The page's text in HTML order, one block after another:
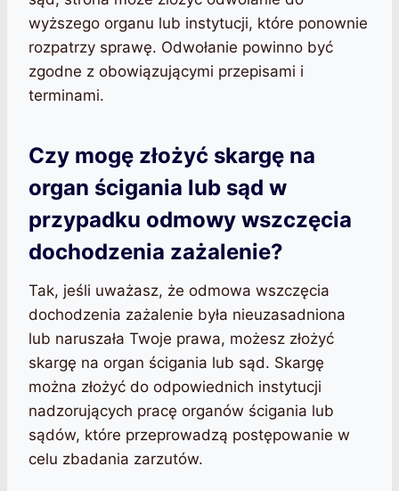
wyższego organu lub instytucji, które ponownie
rozpatrzy sprawę. Odwołanie powinno być
zgodne z obowiązującymi przepisami i
terminami.
Czy mogę złożyć skargę na
organ ścigania lub sąd w
przypadku odmowy wszczęcia
dochodzenia zażalenie?
Tak, jeśli uważasz, że odmowa wszczęcia
dochodzenia zażalenie była nieuzasadniona
lub naruszała Twoje prawa, możesz złożyć
skargę na organ ścigania lub sąd. Skargę
można złożyć do odpowiednich instytucji
nadzorujących pracę organów ścigania lub
sądów, które przeprowadzą postępowanie w
celu zbadania zarzutów.